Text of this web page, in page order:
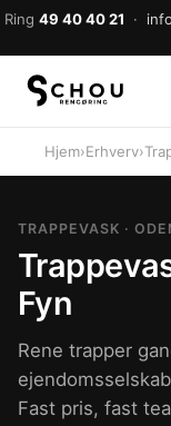
Ring 49 40 40 21 ·
Hjem›Erhverv›
TRAPPEVASK ·
Fyn
Rene trapper
Fast pris, fast